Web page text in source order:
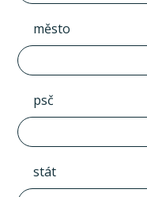
město
psč
stát